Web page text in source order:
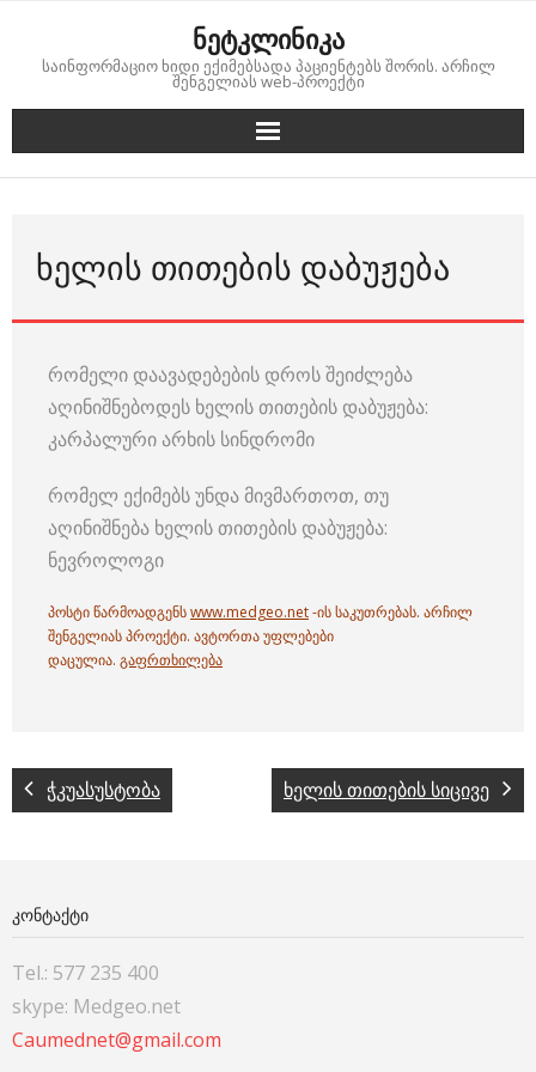
content
ნეტკლინიკა
საინფორმაციო ხიდი ექიმებსადა პაციენტებს შორის. არჩილ
შენგელიას web-პროექტი
ᲮᲔᲚᲘᲡ ᲗᲘᲗᲔᲑᲘᲡ ᲓᲐᲑᲣᲟᲔᲑᲐ
რომელი დაავადებების დროს შეიძლება
აღინიშნებოდეს ხელის თითების დაბუჟება:
კარპალური არხის სინდრომი
რომელ ექიმებს უნდა მივმართოთ, თუ
აღინიშნება ხელის თითების დაბუჟება:
ნევროლოგი
პოსტი წარმოადგენსwww.medgeo.net-ის საკუთრებას. არჩილ
შენგელიას პროექტი. ავტორთა უფლებები
დაცულია. გაფრთხილება
ჭკუასუსტობა ხელის თითების სიცივე
ᲙᲝᲜᲢᲐᲥᲢᲘ
Tel.: 577 235 400
skype: Medgeo.net
Caumednet@gmail.com